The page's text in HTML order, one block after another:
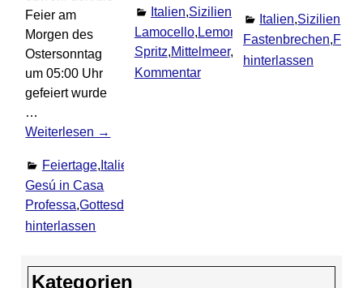
Feier am
Morgen des
Ostersonntag
um 05:00 Uhr
gefeiert wurde
…
Weiterlesen →
Feiertage, Italien
Gesú in Casa
Professa,Gottesdienst
hinterlassen
Italien,Sizilien
Urlaub
Lamocello, Lemoncello
Spritz,Mittelmeer,
Kommentar
Italien,Sizilien
Fastenbrechen,
hinterlassen
Kategorien